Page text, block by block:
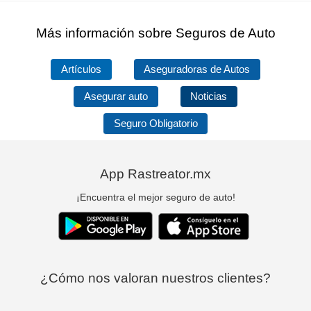
Más información sobre Seguros de Auto
Artículos Aseguradoras de Autos
Asegurar auto Noticias
Seguro Obligatorio
App Rastreator.mx
¡Encuentra el mejor seguro de auto!
¿Cómo nos valoran nuestros clientes?